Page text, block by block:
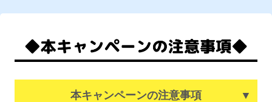
本キャンペーンの注意事項